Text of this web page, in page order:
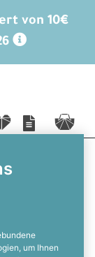
von 10€
um Ihnen
c